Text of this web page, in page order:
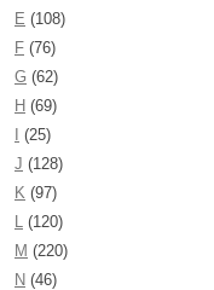
E (108)
F (76)
G (62)
H (69)
(25)
J (128)
K (97)
L (120)
M (220)
N (46)